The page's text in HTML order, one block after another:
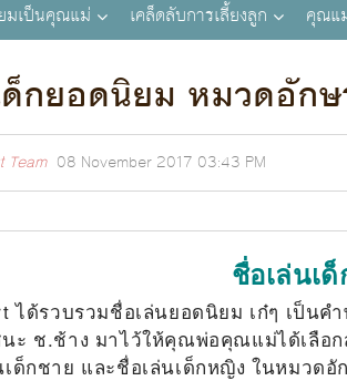
มเป็นคุณแม่ เคล็ดลับการเลี้ยงลูก คุณแ
กยอดนิยม หมวดอักษ
Team 08 November 2017 03:43 PM
ชื่อเล่นเ
ได้รวบรวมชื่อเล่นยอดนิยม เก๋ๆ เป็น
ช.ช้าง มาไว้ให้คุณพ่อคุณแม่ได้เลือก
ด็กชาย และชื่อเล่นเด็กหญิง ในหมวดอั